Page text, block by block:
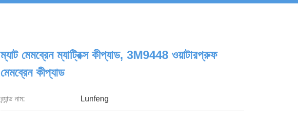
ম্যাট মেমব্রেন ম্যাট্রিক্স কীপ্যাড, 3M9448 ওয়াটারপ্রুফ
মেমব্রেন কীপ্যাড
ব্র্যান্ড নাম: Lunfeng